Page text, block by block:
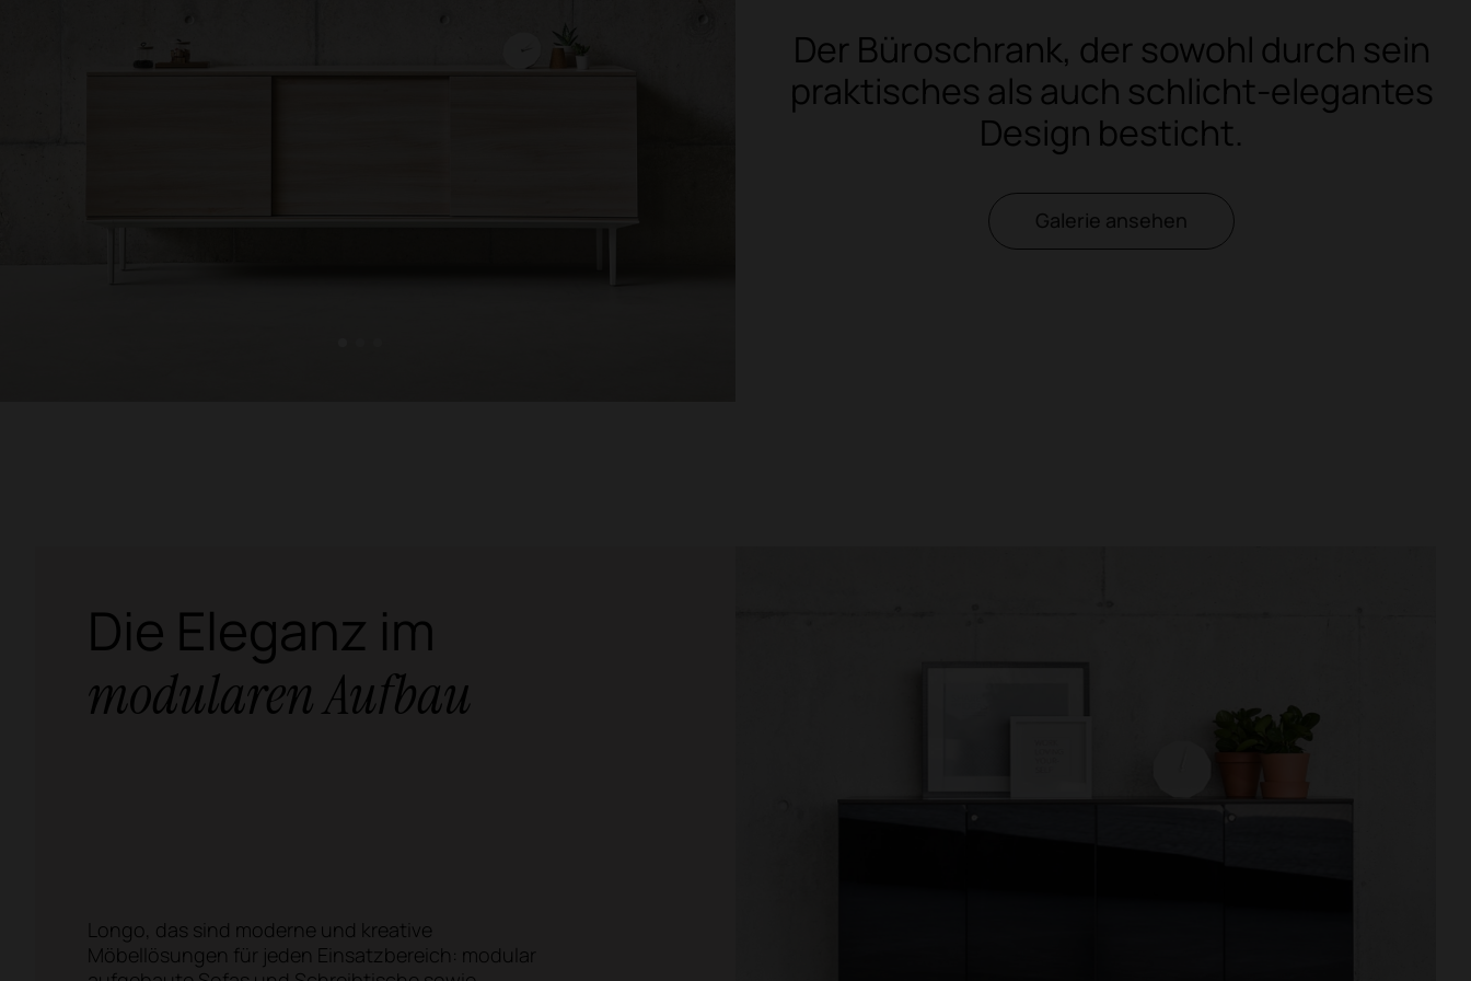
Der Büroschrank, der sowohl durch sein
praktisches als auch schlicht-elegantes
Design besticht.
Galerie ansehen
Die Eleganz im
modularen Aufbau
Longo, das sind moderne und kreative
Möbellösungen für jeden Einsatzbereich: modular